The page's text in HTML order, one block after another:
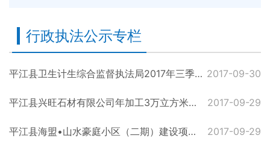
行政执法公示专栏
平江县卫生计生综合监督执法局2017年三季度行政处罚案件公示 2017-09-30
平江县兴旺石材有限公司年加工3万立方米路沿石、1万立方米火烧板建设项目拟批复公示 2017-09-29
平江县海盟•山水豪庭小区（二期）建设项目拟批复公示 2017-09-29